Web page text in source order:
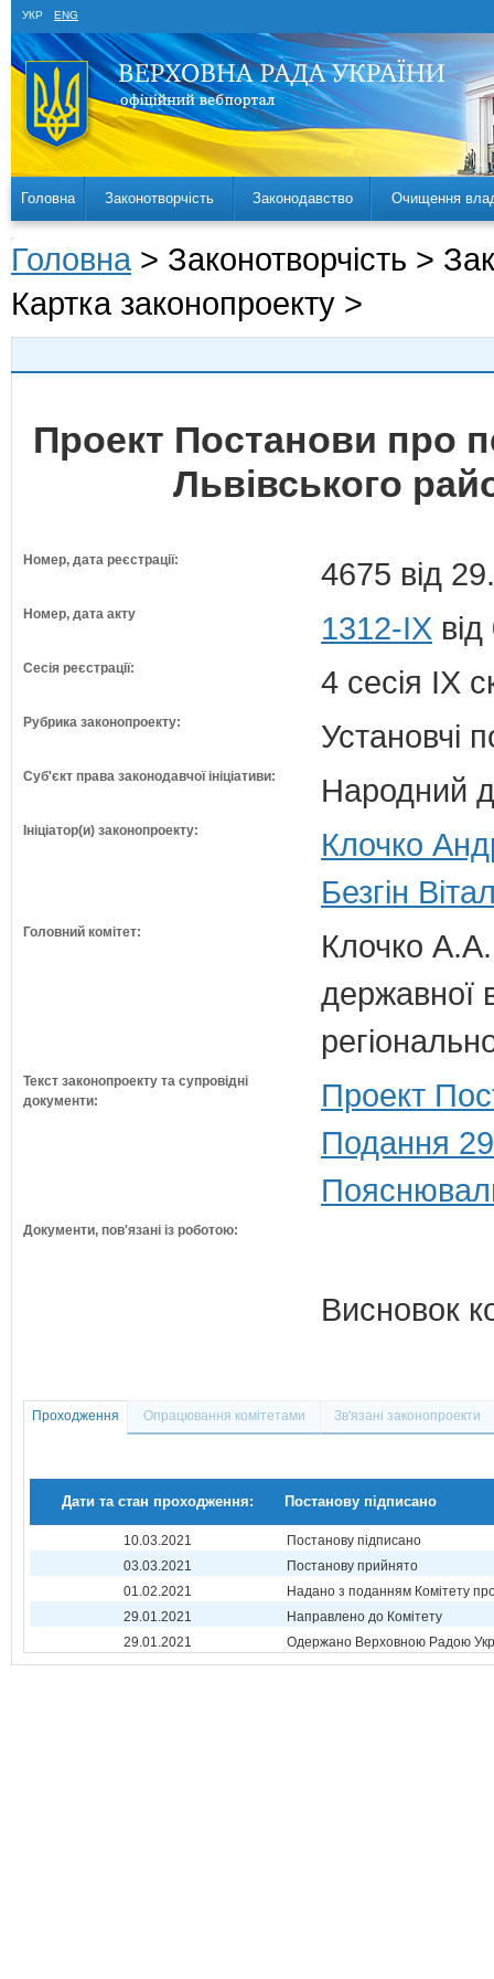
УКР ENG
Головна Законотворчість Законодавство Очищення
Головна > Законотворчість >
Картка законопроекту >
Проект Постанови про
Львівського
Номер, дата реєстрації: 4675 від
Номер, дата акту 1312-IX
Сесія реєстрації: 4 сесія IX
Рубрика законопроекту: Установчі
Суб'єкт права законодавчої ініціативи: Народний
Ініціатор(и) законопроекту:
Клочко
Безгін
Головний комітет:
Клочко А.А.
державної
Текст законопроекту та супровідні
документи:
Проект
Подання
Документи, пов'язані із роботою:
Висновок
Проходження Опрацювання комітетами Зв'язані законопроекти
Дати та стан проходження: Постанову підписано
10.03.2021
Постанову підписано
03.03.2021
Постанову прийнято
01.02.2021
Надано з поданням Комітету
29.01.2021
Направлено до Комітету
29.01.2021
Одержано Верховною Радою